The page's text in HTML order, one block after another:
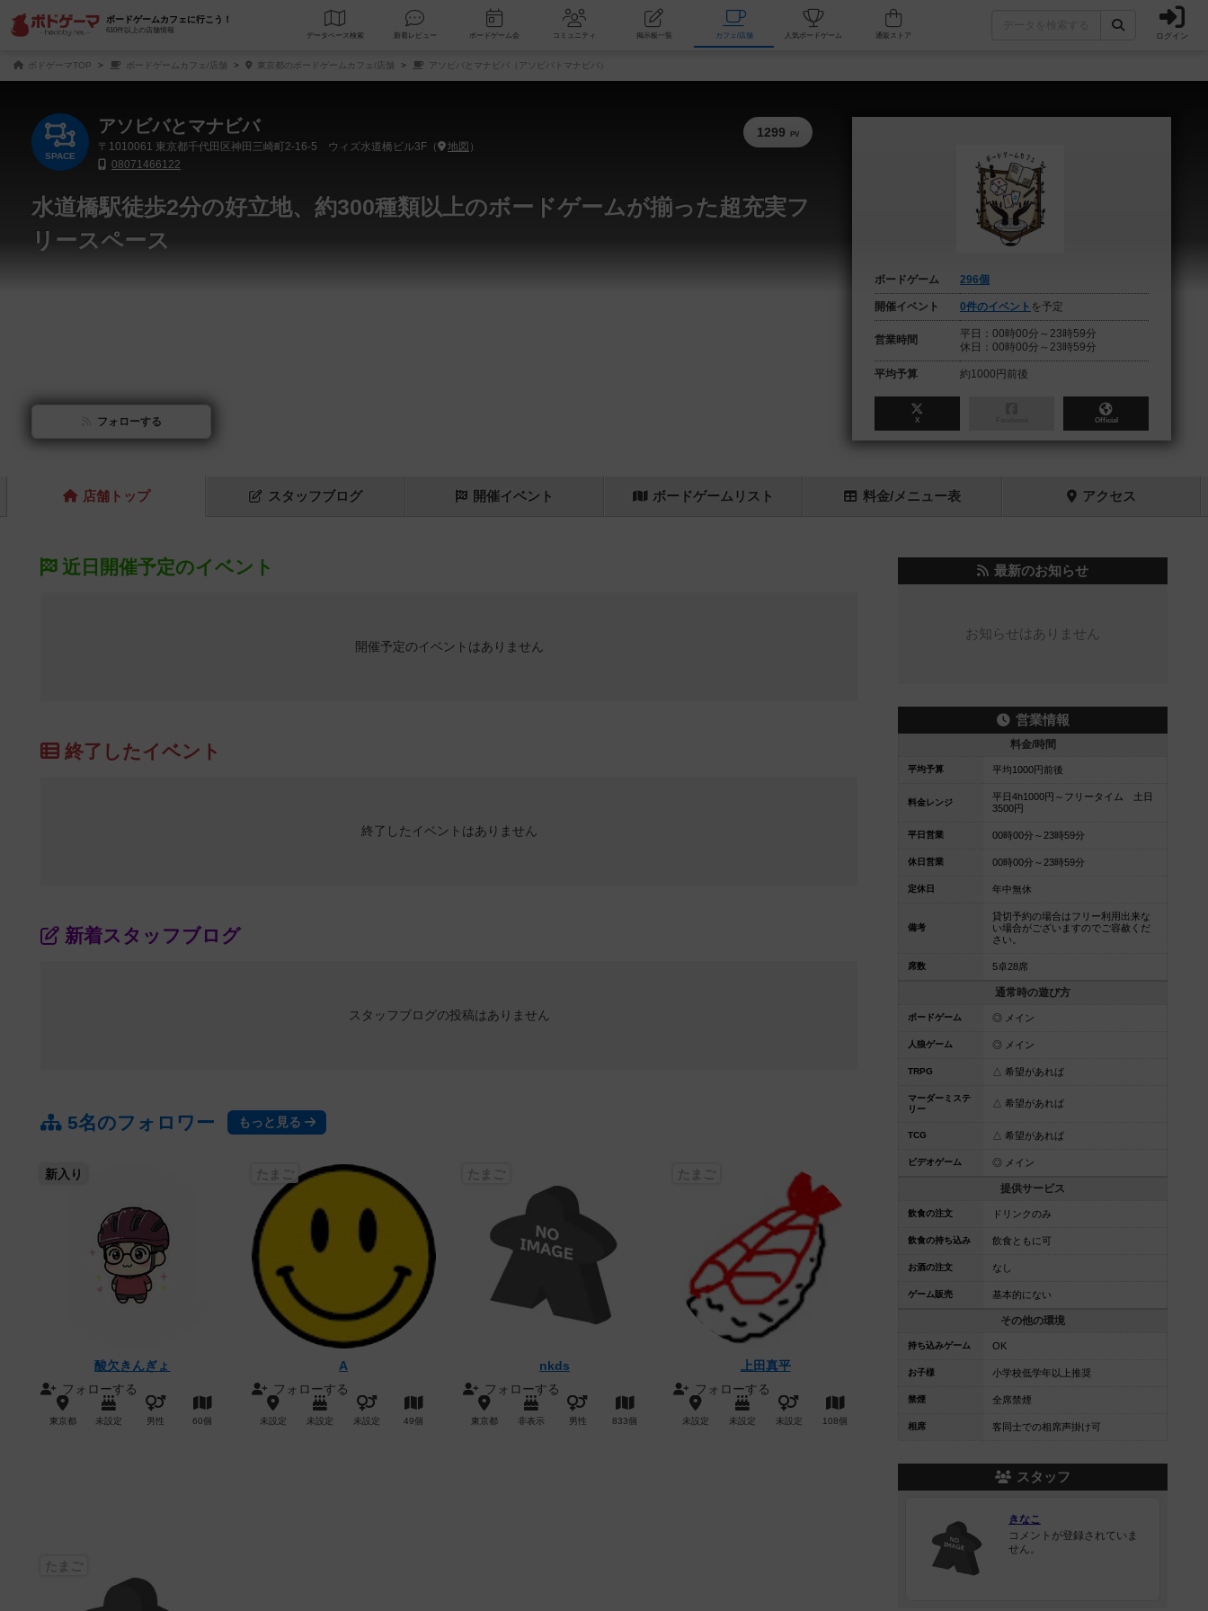
ボードゲームカフェに行こう！
610件以上の店舗情報
データベース 検索 新着レビュー ボードゲーム会 コミュニティ 掲示板一覧 カフェ/店舗 人気ボードゲーム ログイン
ボドゲーマTOP ボードゲームカフェ/店舗 東京都のボードゲームカフェ/店舗 アソビバとマナビバ（アソビバトマナビバ）
SPACE
1299 PV
アソビバとマナビバ
〒1010061 東京都千代田区神田三崎町2-16-5 ウィズ水道橋ビル3F（ 地図 ）
08071466122
水道橋駅徒歩2分の好立地、約300種類以上のボードゲームが揃った超充実フ
リースペース
ボードゲーム 296個
開催イベント 0件のイベント を予定
営業時間
平日：00時00分～23時59分
休日：00時00分～23時59分
平均予算 約1000円前後
X Official
フォローする
店舗 トップ スタッフブログ 開催イベント ボードゲーム リスト 料金/メニュー表 アクセス
近日開催予定のイベント
開催予定のイベントはありません
終了したイベント
終了したイベントはありません
新着スタッフブログ
スタッフブログの投稿はありません
5名のフォロワー もっと見る
新入り
酸欠きんぎょ
フォローする
東京都 未設定 男性 60個
A
フォローする
未設定 未設定 未設定 49個
nkds
フォローする
東京都 非表示 男性 833個
上田真平
フォローする
未設定 未設定 未設定 108個
最新のお知らせ
お知らせはありません
営業情報
料金/時間
平均予算 平均1000円前後
料金レンジ
平日4h1000円～フリータイム 土日
3500円
平日営業 00時00分～23時59分
休日営業 00時00分～23時59分
定休日 年中無休
備考
貸切予約の場合はフリー利用出来な
い場合がございますのでご容赦くだ
さい。
席数 5卓28席
通常時の遊び方
ボードゲーム ◎ メイン
人狼ゲーム ◎ メイン
TRPG △ 希望があれば
マーダーミステ
リー
△ 希望があれば
TCG △ 希望があれば
ビデオゲーム ◎ メイン
提供サービス
飲食の注文 ドリンクのみ
飲食の持ち込み 飲食ともに可
お酒の注文 なし
ゲーム販売 基本的にない
その他の環境
持ち込みゲーム OK
お子様 小学校低学年以上推奨
禁煙 全席禁煙
相席 客同士での相席声掛け可
スタッフ
きなこ
コメントが登録されていま
せん。